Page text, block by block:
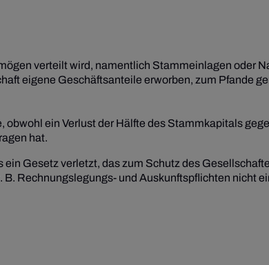
verteilt wird, namentlich Stammeinlagen oder
eigene Geschäftsanteile erworben, zum Pfande
ein Verlust der Hälfte des Stammkapitals
hat.
Gesetz verletzt, das zum Schutz des
Rechnungslegungs- und Auskunftspflichten nicht